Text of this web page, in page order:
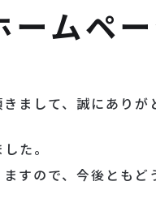
ムペー
して、誠にありが
た。
すので、今後とも